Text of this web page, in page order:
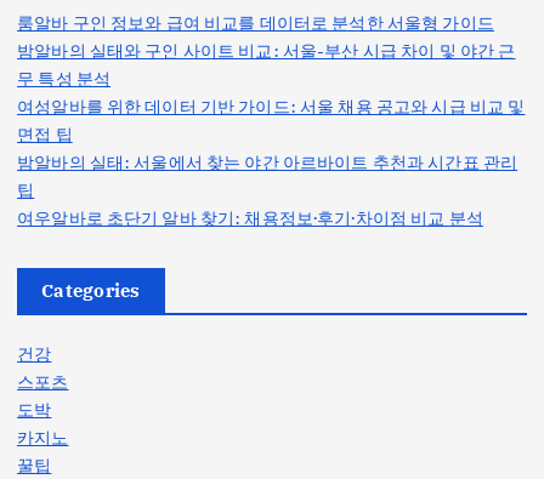
룸알바 구인 정보와 급여 비교를 데이터로 분석한 서울형 가이드
밤알바의 실태와 구인 사이트 비교: 서울-부산 시급 차이 및 야간 근
무 특성 분석
여성알바를 위한 데이터 기반 가이드: 서울 채용 공고와 시급 비교 및
면접 팁
밤알바의 실태: 서울에서 찾는 야간 아르바이트 추천과 시간표 관리
팁
여우알바로 초단기 알바 찾기: 채용정보·후기·차이점 비교 분석
Categories
건강
스포츠
도박
카지노
꿀팁